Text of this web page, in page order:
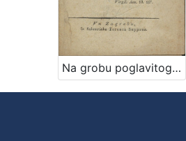
Na grobu poglavitoga i preizvishenoga horvatzkoga domorodca gozpodina Henrika Mixicha od Dolnyega Lukavca, ... koteri na veliku salozt verneh trojjedne domovine szinov 18. proszinca 1832 vu cvétu sitka szvoga preminushe / [G.]